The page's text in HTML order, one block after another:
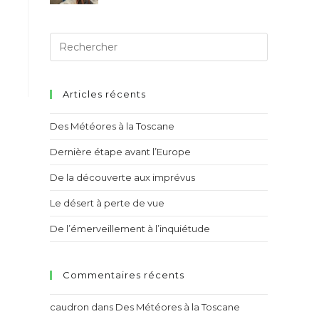
Articles récents
Des Météores à la Toscane
Dernière étape avant l’Europe
De la découverte aux imprévus
Le désert à perte de vue
De l’émerveillement à l’inquiétude
Commentaires récents
caudron dans Des Météores à la Toscane